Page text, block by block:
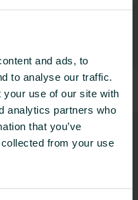
and ads, to
to analyse our traffic.
your use of our site with
analytics partners who
that you’ve
from your use